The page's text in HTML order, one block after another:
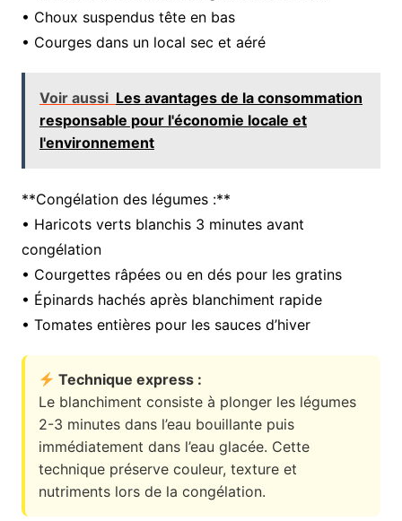
• Choux suspendus tête en bas
• Courges dans un local sec et aéré
Voir aussi Les avantages de la consommation
responsable pour l'économie locale et
l'environnement
**Congélation des légumes :**
• Haricots verts blanchis 3 minutes avant
congélation
• Courgettes râpées ou en dés pour les gratins
• Épinards hachés après blanchiment rapide
• Tomates entières pour les sauces d’hiver
Technique express :
Le blanchiment consiste à plonger les légumes
2-3 minutes dans l’eau bouillante puis
immédiatement dans l’eau glacée. Cette
technique préserve couleur, texture et
nutriments lors de la congélation.